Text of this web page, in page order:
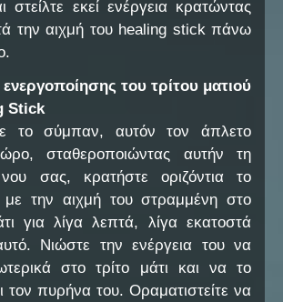
στείλτε εκεί ενέργεια κρατώντας
την αιχμή του healing stick πάνω
του τρίτου ματιού
Stick
το σύμπαν, αυτόν τον άπλετο
σταθεροποιώντας αυτήν τη
σας, κρατήστε οριζόντια το
την αιχμή του στραμμένη στο
για λίγα λεπτά, λίγα εκατοστά
Νιώστε την ενέργεια του να
στο τρίτο μάτι και να το
τον πυρήνα του. Οραματιστείτε να